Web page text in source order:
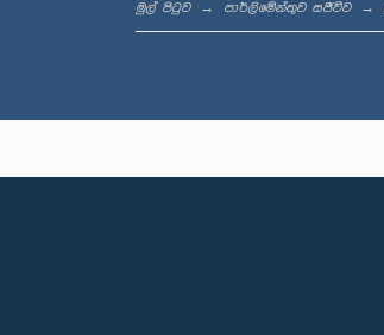
මුල් පිටුව පාර්ලිමේන්තුව සජීවීව